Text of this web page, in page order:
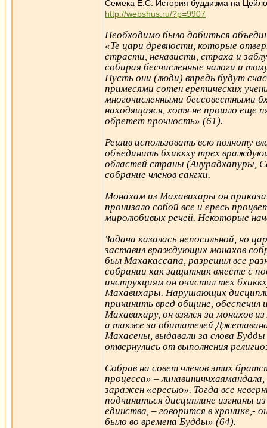
Семека Е.С. История буддизма на
http://webshus.ru/?p=9907
Необходимо было добиться
«Те цари древности, которые
страсти, ненависти, страха и
собирая бесчисленные налоги и
Пусть они (люди) впредь будут
примесями сотен еретических
многочисленными бессовестными
находящаяся, хотя не прошло еще
обретет прочность» (61).
Решив использовать всю полноту
объединить бхиккху трех
областей страны (Анурадхапуры,
собрание членов сангхи.
Монахам из Махавихары он
пронизало собой все и ересь
миролюбивых речей. Некоторые
Задача казалась непосильной, но
заставил враждующих монахов
был Махакассапа, разрешил все
собрании как защитник вместе с
инструкциям он очистил тех
Махавихары. Нарушающих
причинить вред общине,
Махавихару, он взялся за монахов
а также за обитателей
Махасены, выдавали за слова
отвернулись от выполнения
Собрав на совет членов этих
процесса» –
заражен «ересью». Тогда все
подчиниться дисциплине изгнаны
единства, – говорится в хронике,-
было во времена Будды» (64).